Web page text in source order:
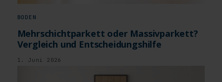
BODEN
Mehrschichtparkett oder Massivparkett?
Vergleich und Entscheidungshilfe
1. Juni 2026